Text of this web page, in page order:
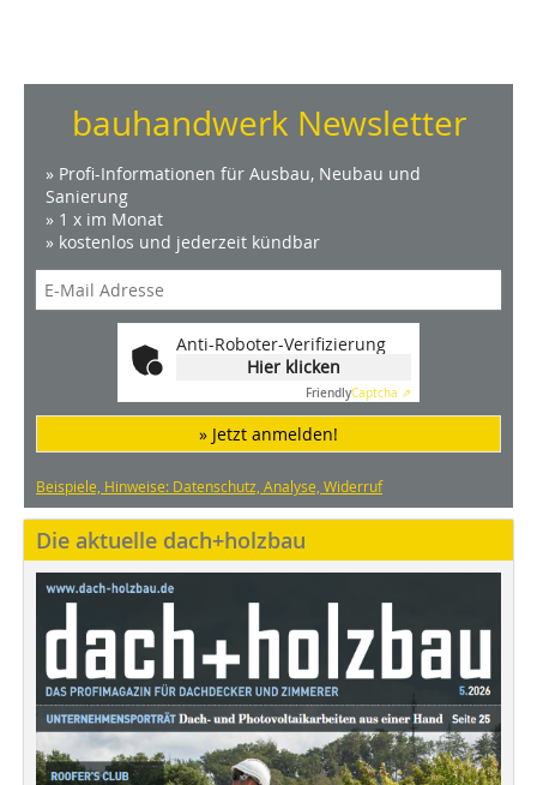
bauhandwerk Newsletter
» Profi-Informationen für Ausbau, Neubau und
Sanierung
» 1 x im Monat
» kostenlos und jederzeit kündbar
Anti-Roboter-Verifizierung
Hier klicken
FriendlyCaptcha ⇗
» Jetzt anmelden!
Beispiele, Hinweise: Datenschutz, Analyse, Widerruf
Die aktuelle dach+holzbau